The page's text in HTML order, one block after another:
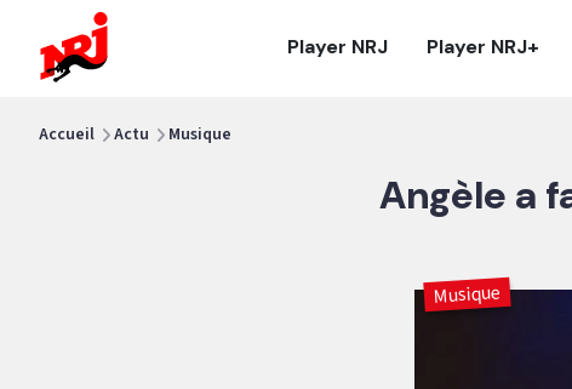
Player NRJ Player NRJ+
Accueil Actu Musique
Angèle a
Musique